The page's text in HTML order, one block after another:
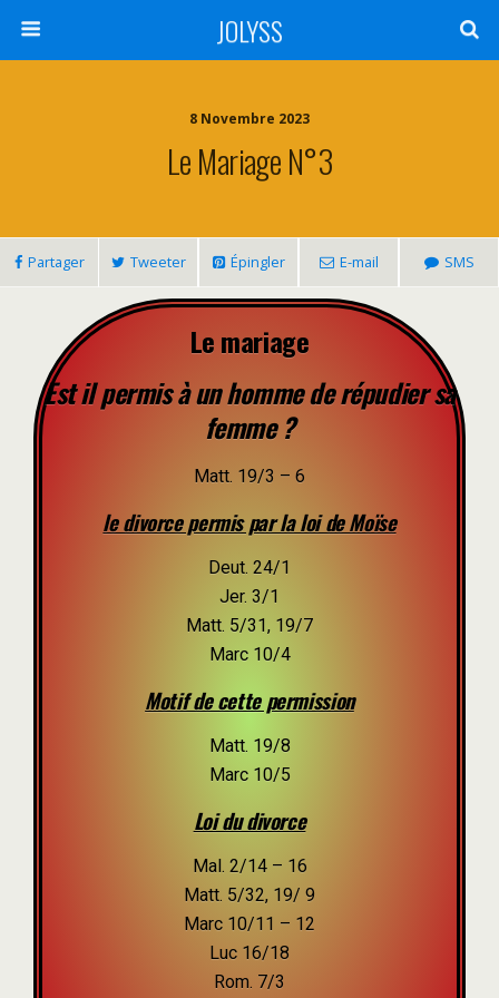
JOLYSS
8 Novembre 2023
Le Mariage N°3
Partager Tweeter Épingler E-mail SMS
Le mariage
Est il permis à un homme de répudier sa
femme ?
Matt. 19/3 – 6
le divorce permis par la loi de Moïse
Deut. 24/1
Jer. 3/1
Matt. 5/31, 19/7
Marc 10/4
Motif de cette permission
Matt. 19/8
Marc 10/5
Loi du divorce
Mal. 2/14 – 16
Matt. 5/32, 19/ 9
Marc 10/11 – 12
Luc 16/18
Rom. 7/3